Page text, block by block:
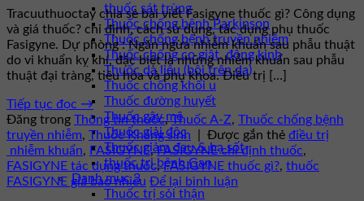
thuốc sát trùng
Thuốc chống bệnh Parkinson
Thuốc chống bệnh truyền nhiễm
Thuốc chống co giật, động kinh
Thuốc da liễu (bôi trên da)
Thuốc chống khối u
Thuốc đường huyết
Thuốc gây mê
Thuốc giải độc
Thuốc giảm đau & hạ sốt
thuốc trị bệnh Gan
Danh mục 3
Thuốc trị sỏi thận
Tracuuthuoctay chia sẻ bài viết Fasigyne thuốc gì? Công dụng
và giá thuốc? chỉ định, cách sử dụng, tác dụng phụ thuốc
Fasigyne. Dự phòng : Ngăn ngừa nhiễm khuẩn sau phẫu thuật
do vi khuẩn kỵ khí, đặc biệt là những nhiễm khuẩn sau phẫu
thuật đại tràng, tiêu hóa và phụ khoa. Điều trị […]
Tiếp tục đọc →
Đăng trong Thông tin thuốc,Thuốc A-Z, Thuốc chống bệnh
truyền nhiễm, Thuốc Kháng sinh Được gắn thẻ điều trị
nhiễm khuẩn, FASIGYNE,FASIGYNE chỉ định thuốc,
FASIGYNE tác dụng thuốc,FASIGYNE thuốc gì?, thuốc
FASIGYNE giá bao nhiêu Để lại bình luận